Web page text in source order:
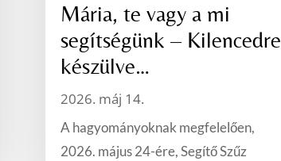
Mária, te vagy a mi
segítségünk – Kilencedre
készülve…
2026. máj 14.
A hagyományoknak megfelelően,
2026. május 24-ére, Segítő Szűz